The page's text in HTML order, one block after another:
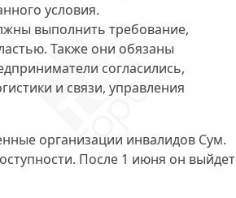
условия.
выполнить требование,
Также они обязаны
согласились,
и связи, управления
организации инвалидов Сум.
. После 1 июня он выйдет